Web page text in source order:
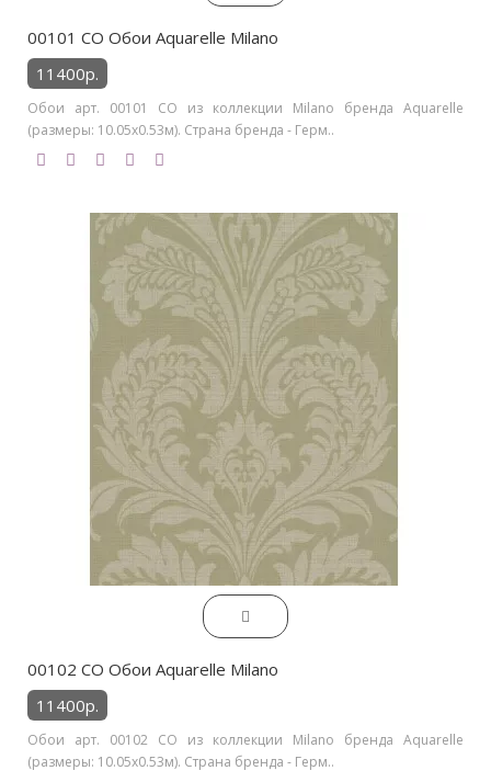
00101 CO Обои Aquarelle Milano
11400р.
Обои арт. 00101 CO из коллекции Milano бренда Aquarelle
(размеры: 10.05х0.53м). Страна бренда - Герм..
00102 CO Обои Aquarelle Milano
11400р.
Обои арт. 00102 CO из коллекции Milano бренда Aquarelle
(размеры: 10.05х0.53м). Страна бренда - Герм..